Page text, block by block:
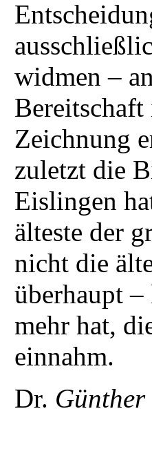
widmen –
Zeichnung
zuletzt die
Eislingen
älteste der
nicht die
überhaupt
mehr hat,
einnahm.
Dr.